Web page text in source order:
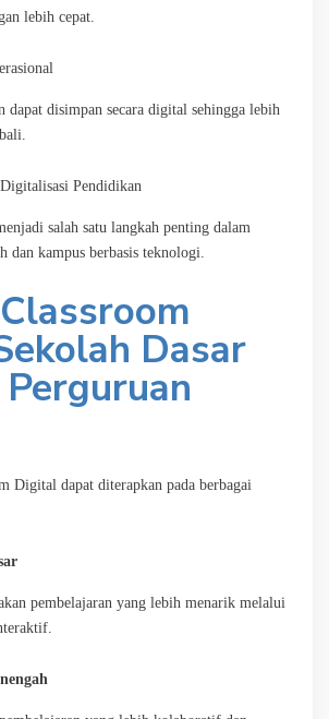
lebih cepat.
dapat disimpan secara digital sehingga lebih
Pendidikan
salah satu langkah penting dalam
dan kampus berbasis teknologi.
Dasar
Digital dapat diterapkan pada berbagai
pembelajaran yang lebih menarik melalui